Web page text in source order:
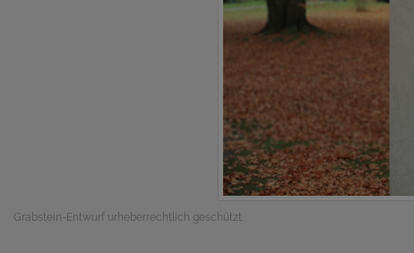
Grabstein-Entwurf urheberrechtlich geschützt.